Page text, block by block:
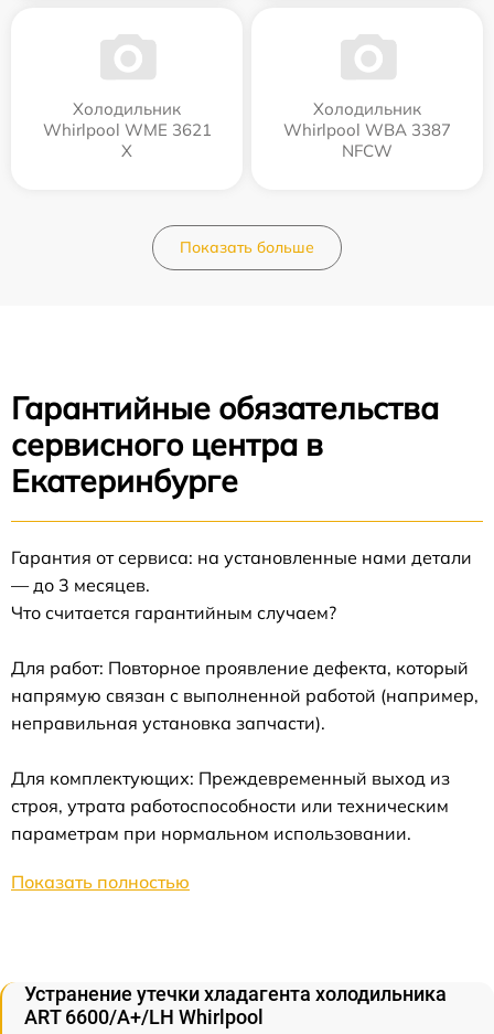
Холодильник
Whirlpool WME 3621
X
Холодильник
Whirlpool WBA 3387
NFCW
Показать больше
Гарантийные обязательства
сервисного центра в
Екатеринбурге
Гарантия от сервиса: на установленные нами детали
— до 3 месяцев.
Что считается гарантийным случаем?
Для работ: Повторное проявление дефекта, который
напрямую связан с выполненной работой (например,
неправильная установка запчасти).
Для комплектующих: Преждевременный выход из
строя, утрата работоспособности или техническим
параметрам при нормальном использовании.
Показать полностью
Устранение утечки хладагента холодильника
ART 6600/A+/LH Whirlpool